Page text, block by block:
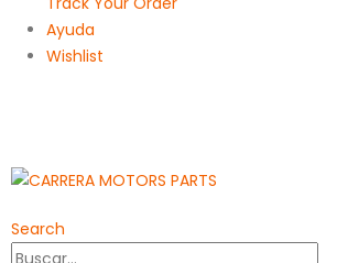
Ayuda
Wishlist
Search